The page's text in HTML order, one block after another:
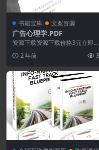
书籍宝库 文案资源
广告心理学.PDF
资源下载资源下载价格3元立即购
2 年前